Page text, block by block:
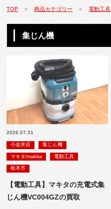
TOP > 商品カテゴリー > 電動工具
集じん機
2026.07.31
小金井店 集じん機
マキタ/makita 電動工具
栃木市
【電動工具】マキタの充電式集
じん機VC004GZの買取